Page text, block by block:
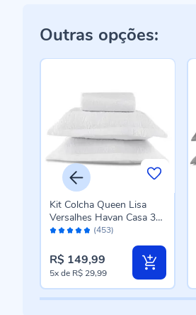
Outras opções:
Avaliação: (453)
Kit Colcha Queen Lisa
Versalhes Havan Casa 3
Peças - Branco
R$ 149,99
5xde R$ 29,99